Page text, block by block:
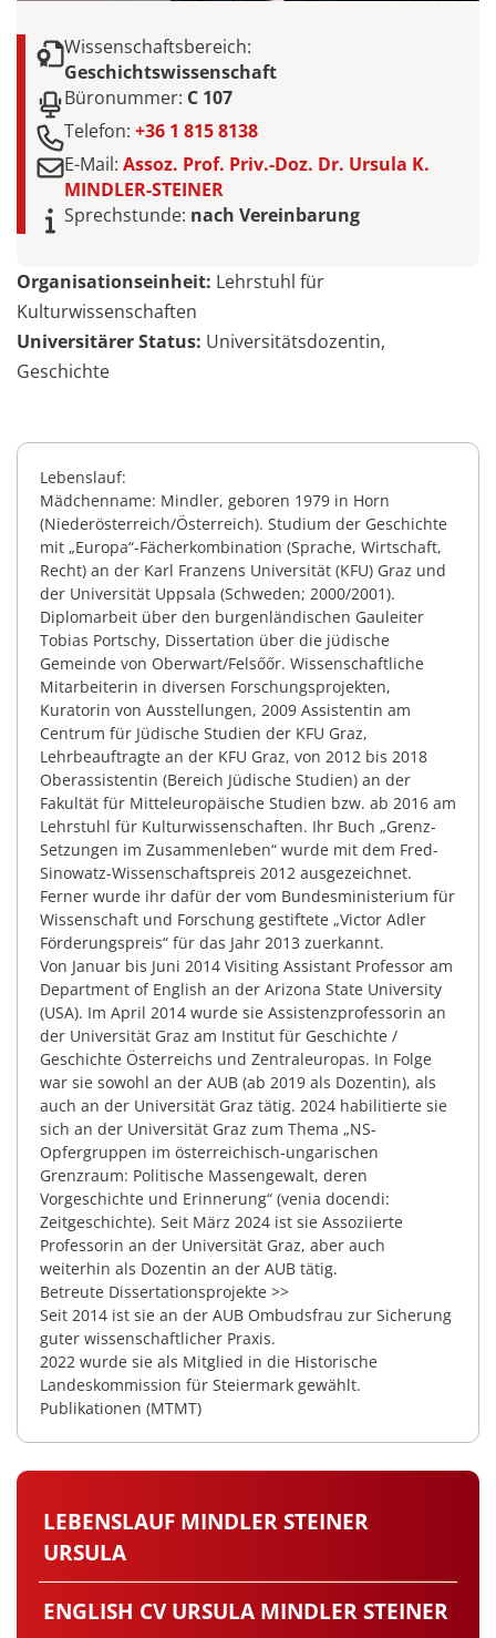
Wissenschaftsbereich:
Geschichtswissenschaft
Büronummer: C 107
Telefon: +36 1 815 8138
E-Mail: Assoz. Prof. Priv.-Doz. Dr. Ursula K.
MINDLER-STEINER
Sprechstunde: nach Vereinbarung
Organisationseinheit: Lehrstuhl für
Kulturwissenschaften
Universitärer Status: Universitätsdozentin,
Geschichte
Lebenslauf:
Mädchenname: Mindler, geboren 1979 in Horn
(Niederösterreich/Österreich). Studium der Geschichte
mit „Europa“-Fächerkombination (Sprache, Wirtschaft,
Recht) an der Karl Franzens Universität (KFU) Graz und
der Universität Uppsala (Schweden; 2000/2001).
Diplomarbeit über den burgenländischen Gauleiter
Tobias Portschy, Dissertation über die jüdische
Gemeinde von Oberwart/Felsőőr. Wissenschaftliche
Mitarbeiterin in diversen Forschungsprojekten,
Kuratorin von Ausstellungen, 2009 Assistentin am
Centrum für Jüdische Studien der KFU Graz,
Lehrbeauftragte an der KFU Graz, von 2012 bis 2018
Oberassistentin (Bereich Jüdische Studien) an der
Fakultät für Mitteleuropäische Studien bzw. ab 2016 am
Lehrstuhl für Kulturwissenschaften. Ihr Buch „Grenz-
Setzungen im Zusammenleben“ wurde mit dem Fred-
Sinowatz-Wissenschaftspreis 2012 ausgezeichnet.
Ferner wurde ihr dafür der vom Bundesministerium für
Wissenschaft und Forschung gestiftete „Victor Adler
Förderungspreis“ für das Jahr 2013 zuerkannt.
Von Januar bis Juni 2014 Visiting Assistant Professor am
Department of English an der Arizona State University
(USA). Im April 2014 wurde sie Assistenzprofessorin an
der Universität Graz am Institut für Geschichte /
Geschichte Österreichs und Zentraleuropas. In Folge
war sie sowohl an der AUB (ab 2019 als Dozentin), als
auch an der Universität Graz tätig. 2024 habilitierte sie
sich an der Universität Graz zum Thema „NS-
Opfergruppen im österreichisch-ungarischen
Grenzraum: Politische Massengewalt, deren
Vorgeschichte und Erinnerung“ (venia docendi:
Zeitgeschichte). Seit März 2024 ist sie Assoziierte
Professorin an der Universität Graz, aber auch
weiterhin als Dozentin an der AUB tätig.
Betreute Dissertationsprojekte >>
Seit 2014 ist sie an der AUB Ombudsfrau zur Sicherung
guter wissenschaftlicher Praxis.
2022 wurde sie als Mitglied in die Historische
Landeskommission für Steiermark gewählt.
Publikationen (MTMT)
LEBENSLAUF MINDLER STEINER
URSULA
ENGLISH CV URSULA MINDLER STEINER